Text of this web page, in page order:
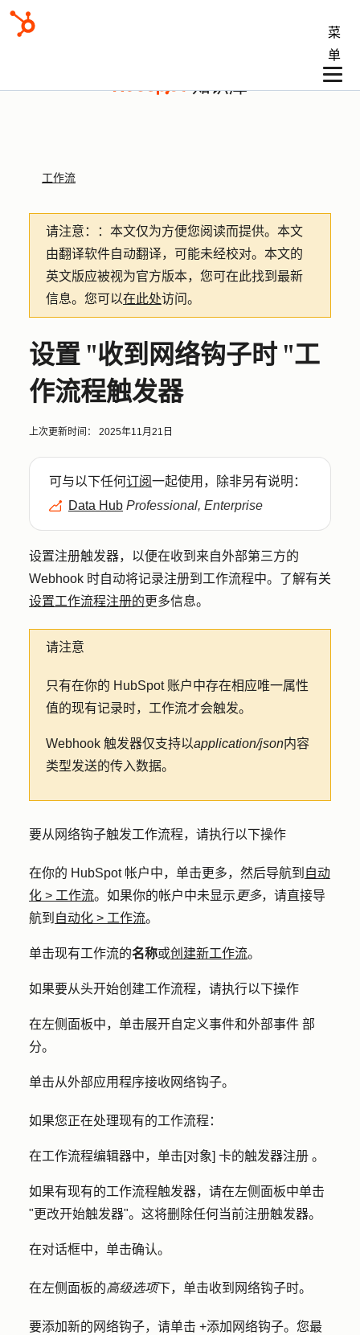
菜
单
知识库
工作流
请注意： ：本文仅为方便您阅读而提供。 本文
由翻译软件自动翻译，可能未经校对。本文的
英文版应被视为官方版本，您可在此找到最新
信息。您可以在此处访问。
设置 "收到网络钩子时 "工
作流程触发器
上次更新时间： 2025年11月21日
可与以下任何订阅一起使用，除非另有说明：
Data Hub Professional, Enterprise
设置注册触发器，以便在收到来自外部第三方的
Webhook 时自动将记录注册到工作流程中。了解有关
设置工作流程注册的更多信息。
请注意
只有在你的 HubSpot 账户中存在相应唯一属性
值的现有记录时，工作流才会触发。
Webhook 触发器仅支持以application/json内容
类型发送的传入数据。
要从网络钩子触发工作流程，请执行以下操作
在你的 HubSpot 帐户中，单击更多，然后导航到 自动
化 > 工作流。如果你的帐户中未显示 更多，请直接导
航到 自动化 > 工作流。
单击现有工作流的名称或创建新工作流。
如果要从头开始创建工作流程，请执行以下操作
在左侧面板中，单击展开自定义事件和外部事件 部
分。
单击从外部应用程序接收网络钩子。
如果您正在处理现有的工作流程：
在工作流程编辑器中，单击[对象] 卡的触发器注册 。
如果有现有的工作流程触发器，请在左侧面板中单击
"更改开始触发器"。这将删除任何当前注册触发器。
在对话框中，单击确认。
在左侧面板的高级选项下，单击收到网络钩子时。
要添加新的网络钩子，请单击 +添加网络钩子。您最